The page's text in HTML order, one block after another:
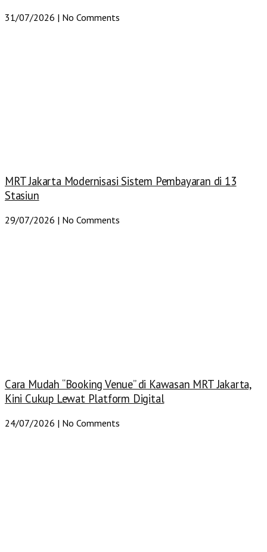
31/07/2026 No Comments
MRT Jakarta Modernisasi Sistem Pembayaran di 13
Stasiun
29/07/2026 No Comments
Cara Mudah “Booking Venue” di Kawasan MRT Jakarta,
Kini Cukup Lewat Platform Digital
24/07/2026 No Comments